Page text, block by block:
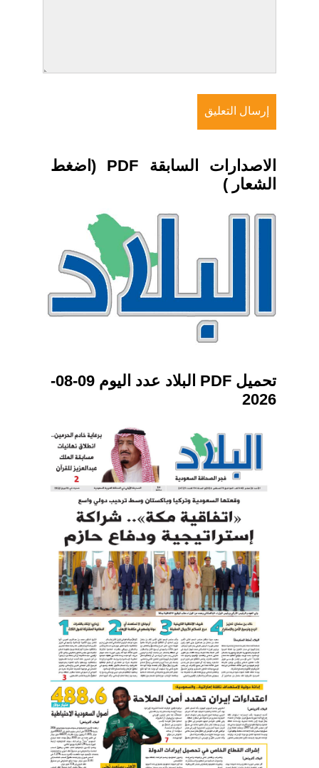
الاصدارات السابقة PDF (اضغط
الشعار )
تحميل PDF البلاد عدد اليوم 09-08-
2026